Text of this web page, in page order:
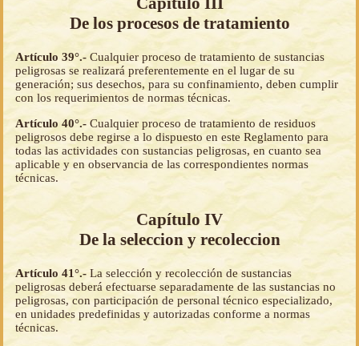
De los procesos de tratamiento
Artículo 39°.- Cualquier proceso de tratamiento de sustancias
peligrosas se realizará preferentemente en el lugar de su
generación; sus desechos, para su confinamiento, deben cumplir
con los requerimientos de normas técnicas.
Artículo 40°.- Cualquier proceso de tratamiento de residuos
peligrosos debe regirse a lo dispuesto en este Reglamento para
todas las actividades con sustancias peligrosas, en cuanto sea
aplicable y en observancia de las correspondientes normas
técnicas.
Capítulo IV
De la seleccion y recoleccion
Artículo 41°.- La selección y recolección de sustancias
peligrosas deberá efectuarse separadamente de las sustancias no
peligrosas, con participación de personal técnico especializado,
en unidades predefinidas y autorizadas conforme a normas
técnicas.